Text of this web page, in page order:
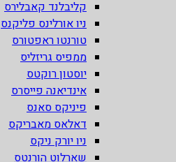
קליבלנד קאבלירס
ניו אורלינס פליקנס
טורנטו ראפטורס
ממפיס גריזליס
יוסטון רוקטס
אינדיאנה פייסרס
פיניקס סאנס
דאלאס מאבריקס
ניו יורק ניקס
שארלוט הורנטס